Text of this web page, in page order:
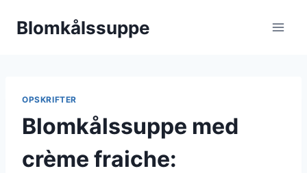
Blomkålssuppe
OPSKRIFTER
Blomkålssuppe med
crème fraiche: